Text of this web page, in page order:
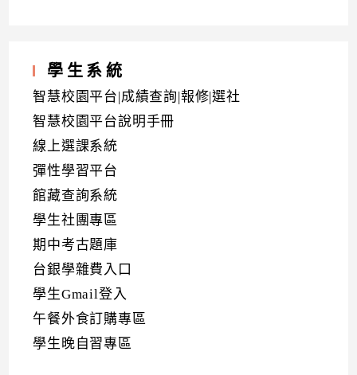
學生系統
智慧校園平台|成績查詢|報修|選社
智慧校園平台說明手冊
線上選課系統
彈性學習平台
館藏查詢系統
學生社團專區
期中考古題庫
台銀學雜費入口
學生Gmail登入
午餐外食訂購專區
學生晚自習專區